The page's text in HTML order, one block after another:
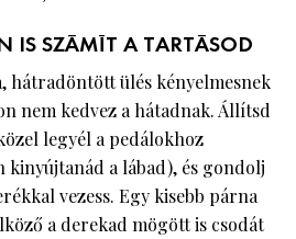
IS SZÁMÍT A TARTÁSOD
hátradöntött ülés kényelmesnek
nem kedvez a hátadnak. Állítsd
legyél a pedálokhoz
kinyújtanád a lábad), és gondolj
vezess. Egy kisebb párna
a derekad mögött is csodát